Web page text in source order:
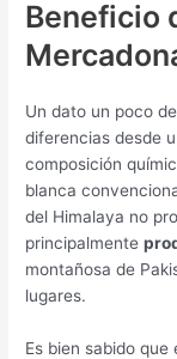
Beneficio
Un dato un poco
diferencias desde
composición
blanca
del Himalaya no
principalmente
montañosa de
lugares.
Es bien sabido